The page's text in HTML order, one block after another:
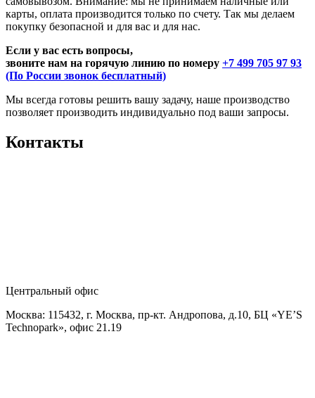
карты, оплата производится только по счету. Так мы делаем
покупку безопасной и для вас и для нас.
Если у вас есть вопросы,
звоните нам на горячую линию по номеру +7 499 705 97 93
(По России звонок бесплатный)
Мы всегда готовы решить вашу задачу, наше производство
позволяет производить индивидуально под ваши запросы.
Контакты
Центральный офис
Москва: 115432, г. Москва, пр-кт. Андропова, д.10, БЦ «YE’S
Technopark», офис 21.19